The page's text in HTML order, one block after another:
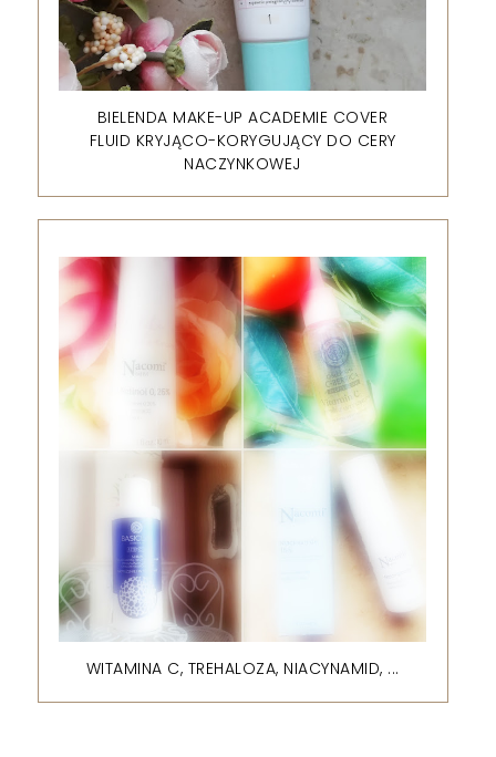
BIELENDA MAKE-UP ACADEMIE COVER
FLUID KRYJĄCO-KORYGUJĄCY DO CERY
NACZYNKOWEJ
WITAMINA C, TREHALOZA, NIACYNAMID, ...